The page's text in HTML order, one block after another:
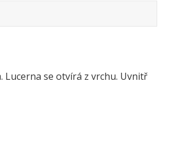
Lucerna se otvírá z vrchu. Uvnitř